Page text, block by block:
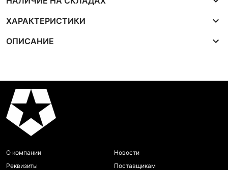
ХАРАКТЕРИСТИКИ
ОПИСАНИЕ
О компании
Реквизиты
Новости
Поставщикам